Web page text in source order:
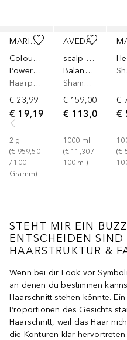
MARIA NILA
Colour Guard Complex
Power Powder
Haarpuder
€ 23,99
€ 19,19
2 g
(€ 959,50
/ 100
Gramm)
AVEDA
scalp solutions™
Balancing Shampoo TS
Shampoo
€ 159,00
€ 113,00
1000 ml
(€ 11,30 /
100 ml )
€
€
(€
STEHT MIR EIN
ENTSCHEIDEN SIND
HAARSTRUKTUR &
Wenn bei dir Look vor
an denen du bestimmen
Haarschnitt stehen könnte.
Proportionen des Gesichts
Haarschnitt, weil das Haar
die Konturen klar